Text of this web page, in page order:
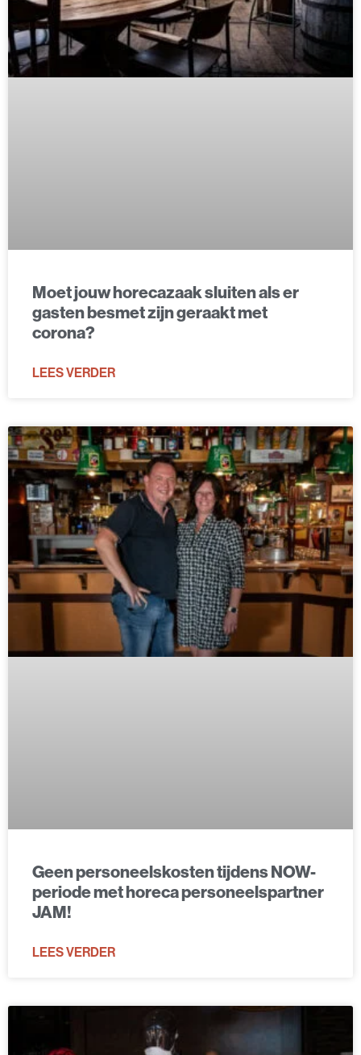
Moet jouw horecazaak sluiten als er
gasten besmet zijn geraakt met
corona?
LEES VERDER
Geen personeelskosten tijdens NOW-
periode met horeca personeelspartner
JAM!
LEES VERDER